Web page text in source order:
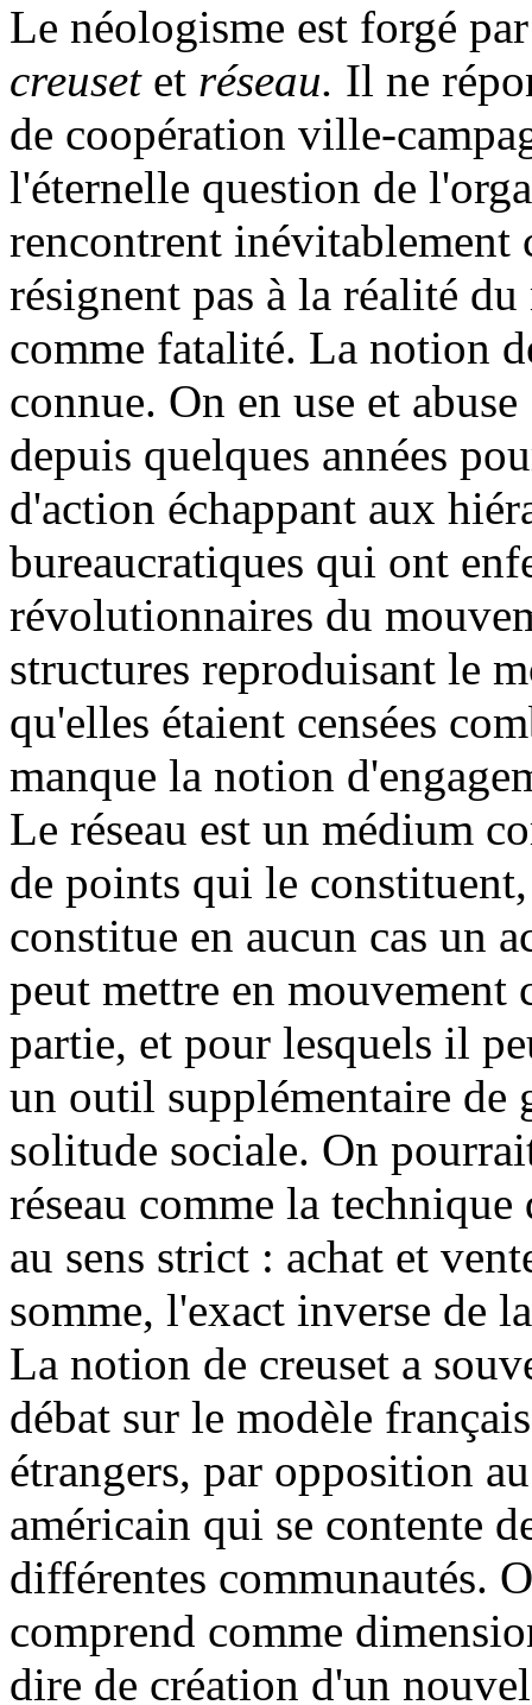
Le néologisme est forgé
creusetet réseau. Il ne
de coopération ville-
l'éternelle question de
rencontrent inévitablement
résignent pas à la réalité
comme fatalité. La notion
connue. On en use et abuse
depuis quelques années
d'action échappant aux
bureaucratiques qui ont
révolutionnaires du
structures reproduisant le
qu'elles étaient censées
manque la notion
Le réseau est un médium
de points qui le
constitue en aucun cas un
peut mettre en mouvement
partie, et pour lesquels il
un outil supplémentaire de
solitude sociale. On
réseau comme la technique
au sens strict : achat et
somme, l'exact inverse de
La notion de creuset a
débat sur le modèle
étrangers, par opposition
américain qui se contente
différentes communautés.
comprend comme
dire de création d'un